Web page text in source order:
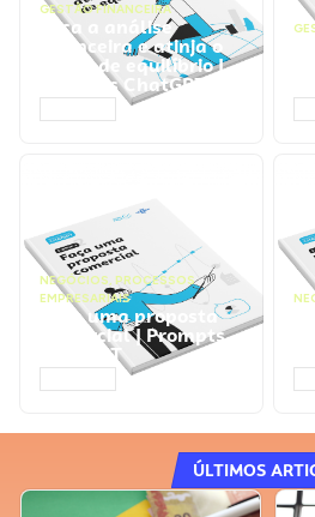
GESTÃO FINANCEIRA
Faça a análise
financeira e atinja o
ponto de equilíbrio |
Prompts ChatGPT
NEGÓCIOS, PROCESSOS
EMPRESARIAIS
Faça uma proposta
comercial | Prompts
ChatGPT
ÚLTIMOS